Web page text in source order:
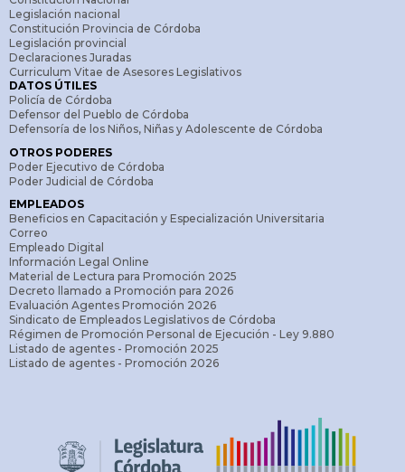
Legislación nacional
Constitución Provincia de Córdoba
Legislación provincial
Declaraciones Juradas
Curriculum Vitae de Asesores Legislativos
DATOS ÚTILES
Policía de Córdoba
Defensor del Pueblo de Córdoba
Defensoría de los Niños, Niñas y Adolescente de Córdoba
OTROS PODERES
Poder Ejecutivo de Córdoba
Poder Judicial de Córdoba
EMPLEADOS
Beneficios en Capacitación y Especialización Universitaria
Correo
Empleado Digital
Información Legal Online
Material de Lectura para Promoción 2025
Decreto llamado a Promoción para 2026
Evaluación Agentes Promoción 2026
Sindicato de Empleados Legislativos de Córdoba
Régimen de Promoción Personal de Ejecución - Ley 9.880
Listado de agentes - Promoción 2025
Listado de agentes - Promoción 2026